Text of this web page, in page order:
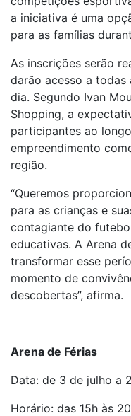
a iniciativa é uma
para as famílias
As inscrições serão
darão acesso a todas
dia. Segundo Ivan
Shopping, a
participantes ao
empreendimento
região.
“Queremos
para as crianças e
contagiante do
educativas. A Arena
transformar esse
momento de
descobertas”, afirma.
Arena de Férias
Data: de 3 de julho a
Horário: das 15h às